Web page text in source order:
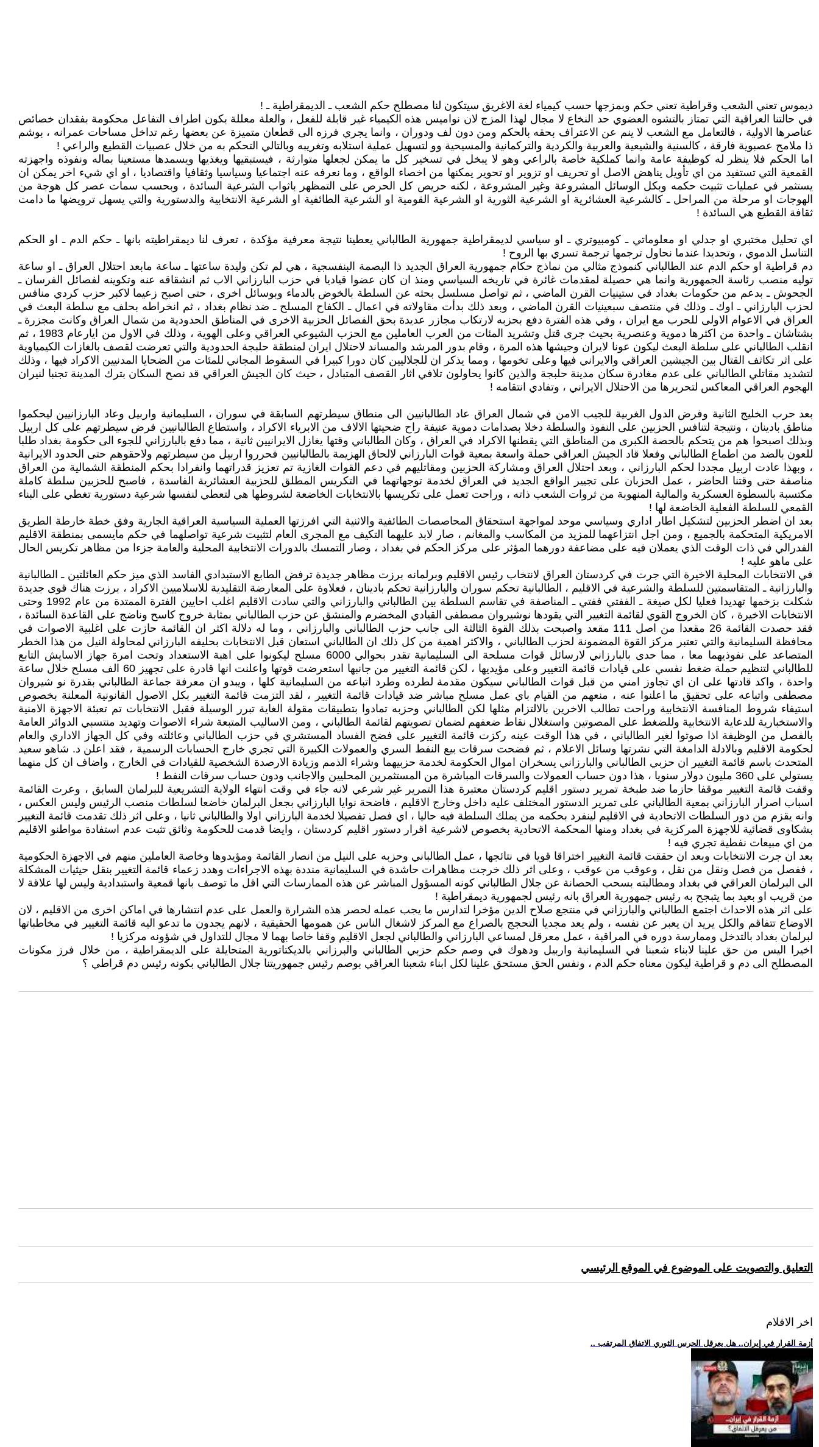
ديموس تعني الشعب وقراطية تعني حكم وبمزجها حسب كيمياء لغة الاغريق سيتكون لنا مصطلح حكم الشعب ـ الديمقراطية ـ !
في حالتنا العراقية التي تمتاز بالتشوه العضوي حد النخاع لا مجال لهذا المزج لان نواميس هذه الكيمياء غير قابلة للفعل ، والعلة معللة بكون اطراف التفاعل محكومة بفقدان خصائص
عناصرها الاولية ، فالتعامل مع الشعب لا ينم عن الاعتراف بحقه بالحكم ومن دون لف ودوران ، وانما يجري فرزه الى قطعان متميزة عن بعضها رغم تداخل مساحات عمرانه ، بوشم
ذا ملامح عصبوية فارقة ، كالسنية والشيعية والعربية والكردية والتركمانية والمسيحية وو لتسهيل عملية استلابه وتغريبه وبالتالي التحكم به من خلال عصبيات القطيع والراعي !
اما الحكم فلا ينظر له كوظيفة عامة وانما كملكية خاصة بالراعي وهو لا يبخل في تسخير كل ما يمكن لجعلها متوارثة ، فيستبقيها ويغذيها ويسمدها مستعينا بماله ونفوذه واجهزته
القمعية التي تستفيد من اي تأويل يناهض الاصل او تحريف او تزوير او تحوير يمكنها من اخصاء الواقع ، وما نعرفه عنه اجتماعيا وسياسيا وثقافيا واقتصاديا ، او اي شيء اخر يمكن ان
يستثمر في عمليات تثبيت حكمه وبكل الوسائل المشروعة وغير المشروعة ، لكنه حريص كل الحرص على التمظهر باثواب الشرعية السائدة ، وبحسب سمات عصر كل هوجة من
الهوجات او مرحلة من المراحل ـ كالشرعية العشائرية او الشرعية الثورية او الشرعية القومية او الشرعية الطائفية او الشرعية الانتخابية والدستورية والتي يسهل ترويضها ما دامت
ثقافة القطيع هي السائدة !
اي تحليل مختبري او جدلي او معلوماتي ـ كومبيوتري ـ او سياسي لديمقراطية جمهورية الطالباني يعطينا نتيجة معرفية مؤكدة ، تعرف لنا ديمقراطيته بانها ـ حكم الدم ـ او الحكم
التناسل الدموي ، وتحديدا عندما نحاول ترجمها ترجمة تسري بها الروح !
دم قراطية او حكم الدم عند الطالباني كنموذج مثالي من نماذج حكام جمهورية العراق الجديد ذا البصمة البنفسجية ، هي لم تكن وليدة ساعتها ـ ساعة مابعد احتلال العراق ـ او ساعة
توليه منصب رئاسة الجمهورية وانما هي حصيلة لمقدمات غائرة في تاريخه السياسي ومنذ ان كان عضوا قياديا في حزب البارزاني الاب ثم انشقاقه عنه وتكوينه لفصائل الفرسان ـ
الجحوش ـ بدعم من حكومات بغداد في ستينيات القرن الماضي ، ثم تواصل مسلسل بحثه عن السلطة بالخوض بالدماء وبوسائل اخرى ، حتى اصبح زعيما لاكبر حزب كردي منافس
لحزب البارزاني ـ اوك ـ وذلك في منتصف سبعينيات القرن الماضي ، وبعد ذلك بدأت مقاولاته في اعمال ـ الكفاح المسلح ـ ضد نظام بغداد ، ثم انخراطه بحلف مع سلطة البعث في
العراق في الاعوام الاولى للحرب مع ايران ، وفي هذه الفترة دفع بحزبه لارتكاب مجازر عديدة بحق الفصائل الحزبية الاخرى في المناطق الحدودية من شمال العراق وكانت مجزرة ـ
بشتاشان ـ واحدة من اكثرها دموية وعنصرية بحيث جرى قتل وتشريد المئات من العرب العاملين مع الحزب الشيوعي العراقي وعلى الهوية ، وذلك في الاول من ايارعام 1983 ، ثم
انقلب الطالباني على سلطة البعث ليكون عونا لايران وجيشها هذه المرة ، وقام بدور المرشد والمساند لاحتلال ايران لمنطقة حلبجة الحدودية والتي تعرضت لقصف بالغازات الكيمياوية
على اثر تكاثف القتال بين الجيشين العراقي والايراني فيها وعلى تخومها ، ومما يذكر ان للجلاليين كان دورا كبيرا في السقوط المجاني للمئات من الضحايا المدنيين الاكراد فيها ، وذلك
لتشديد مقاتلي الطالباني على عدم مغادرة سكان مدينة حلبجة والذين كانوا يحاولون تلافي اثار القصف المتبادل ، حيث كان الجيش العراقي قد نصح السكان بترك المدينة تجنبا لنيران
الهجوم العراقي المعاكس لتحريرها من الاحتلال الايراني ، وتفادي انتقامه !
بعد حرب الخليج الثانية وفرض الدول الغربية للجيب الامن في شمال العراق عاد الطالبانيين الى منطاق سيطرتهم السابقة في سوران ، السليمانية واربيل وعاد البارزانيين ليحكموا
مناطق بادينان ، ونتيجة لتنافس الحزبين على النفوذ والسلطة دخلا بصدامات دموية عنيفة راح ضحيتها الالاف من الابرياء الاكراد ، واستطاع الطالبانيين فرض سيطرتهم على كل اربيل
وبذلك اصبحوا هم من يتحكم بالحصة الكبرى من المناطق التي يقطنها الاكراد في العراق ، وكان الطالباني وقتها يغازل الايرانيين ثانية ، مما دفع بالبارزاني للجوء الى حكومة بغداد طلبا
للعون بالضد من اطماع الطالباني وفعلا قاد الجيش العراقي حملة واسعة بمعية قوات البارزاني لالحاق الهزيمة بالطالبانيين فحرروا اربيل من سيطرتهم ولاحقوهم حتى الحدود الايرانية
، وبهذا عادت اربيل مجددا لحكم البارزاني ، وبعد احتلال العراق ومشاركة الحزبين ومقاتليهم في دعم القوات الغازية تم تعزيز قدراتهما وانفرادا بحكم المنطقة الشمالية من العراق
مناصفة حتى وقتنا الحاضر ، عمل الحزبان على تجيير الواقع الجديد في العراق لخدمة توجهاتهما في التكريس المطلق للحزبية العشائرية الفاسدة ، فاصبح للحزبين سلطة كاملة
مكتسبة بالسطوة العسكرية والمالية المنهوبة من ثروات الشعب ذاته ، وراحت تعمل على تكريسها بالانتخابات الخاضعة لشروطها هي لتعطي لنفسها شرعية دستورية تغطي على البناء
القمعي للسلطة الفعلية الخاضعة لها !
بعد ان اضطر الحزبين لتشكيل اطار اداري وسياسي موحد لمواجهة استحقاق المحاصصات الطائفية والاثنية التي افرزتها العملية السياسية العراقية الجارية وفق خطة خارطة الطريق
الامريكية المتحكمة بالجميع ، ومن اجل انتزاعهما للمزيد من المكاسب والمغانم ، صار لابد عليهما التكيف مع المجرى العام لتثبيت شرعية تواصلهما في حكم مايسمى بمنطقة الاقليم
الفدرالي في ذات الوقت الذي يعملان فيه على مضاعفة دورهما المؤثر على مركز الحكم في بغداد ، وصار التمسك بالدورات الانتخابية المحلية والعامة جزءا من مظاهر تكريس الحال
على ماهو عليه !
في الانتخابات المحلية الاخيرة التي جرت في كردستان العراق لانتخاب رئيس الاقليم وبرلمانه برزت مظاهر جديدة ترفض الطابع الاستبدادي الفاسد الذي ميز حكم العائلتين ـ الطالبانية
والبارزانية ـ المتقاسمتين للسلطة والشرعية في الاقليم ، الطالبانية تحكم سوران والبارزانية تحكم بادينان ، فعلاوة على المعارضة التقليدية للاسلاميين الاكراد ، برزت هناك قوى جديدة
شكلت بزخمها تهديدا فعليا لكل صيغة ـ الففتي ففتي ـ المناصفة في تقاسم السلطة بين الطالباني والبارزاني والتي سادت الاقليم اغلب احايين الفترة الممتدة من عام 1992 وحتى
الانتخابات الاخيرة ، كان الخروج القوي لقائمة التغيير التي يقودها نوشيروان مصطفى القيادي المخضرم والمنشق عن حزب الطالباني بمثابة خروج كاسح وناضج على القاعدة السائدة ،
فقد حصدت القائمة 26 مقعدا من اصل 111 مقعد واصبحت بذلك القوة الثالثة الى جانب حزب الطالباني والبارزاني ، وما له دلالة اكثر ان القائمة حازت على اغلبية الاصوات في
محافظة السليمانية والتي تعتبر مركز القوة المضمونة لحزب الطالباني ، والاكثر اهمية من كل ذلك ان الطالباني استعان قبل الانتخابات بحليفه البارزاني لمحاولة النيل من هذا الخطر
المتصاعد على نفوذيهما معا ، مما حدى بالبارزاني لارسائل قوات مسلحة الى السليمانية تقدر بحوالي 6000 مسلح ليكونوا على اهبة الاستعداد وتحت امرة جهاز الاسايش التابع
للطالباني لتنظيم حملة ضغط نفسي على قيادات قائمة التغيير وعلى مؤيديها ، لكن قائمة التغيير من جانبها استعرضت قوتها واعلنت انها قادرة على تجهيز 60 الف مسلح خلال ساعة
واحدة ، واكد قادتها على ان اي تجاوز امني من قبل قوات الطالباني سيكون مقدمة لطرده وطرد اتباعه من السليمانية كلها ، ويبدو ان معرفة جماعة الطالباني بقدرة نو شيروان
مصطفى واتباعه على تحقيق ما اعلنوا عنه ، منعهم من القيام باي عمل مسلح مباشر ضد قيادات قائمة التغيير ، لقد التزمت قائمة التغيير بكل الاصول القانونية المعلنة بخصوص
استيفاء شروط المنافسة الانتخابية وراحت تطالب الاخرين بالالتزام مثلها لكن الطالباني وحزبه تمادوا بتطبيقات مقولة الغاية تبرر الوسيلة فقبل الانتخابات تم تعبئة الاجهزة الامنية
والاستخبارية للدعاية الانتخابية وللضغط على المصوتين واستغلال نقاط ضعفهم لضمان تصويتهم لقائمة الطالباني ، ومن الاساليب المتبعة شراء الاصوات وتهديد منتسبي الدوائر العامة
بالفصل من الوظيفة اذا صوتوا لغير الطالباني ، في هذا الوقت عينه ركزت قائمة التغيير على فضح الفساد المستشري في حزب الطالباني وعائلته وفي كل الجهاز الاداري والعام
لحكومة الاقليم وبالادلة الدامغة التي نشرتها وسائل الاعلام ، ثم فضحت سرقات بيع النفط السري والعمولات الكبيرة التي تجري خارج الحسابات الرسمية ، فقد اعلن د. شاهو سعيد
المتحدث باسم قائمة التغيير ان حزبي الطالباني والبارزاني يسخران اموال الحكومة لخدمة حزبيهما وشراء الذمم وزيادة الارصدة الشخصية للقيادات في الخارج ، واضاف ان كل منهما
يستولي على 360 مليون دولار سنويا ، هذا دون حساب العمولات والسرقات المباشرة من المستثمرين المحليين والاجانب ودون حساب سرقات النفط !
وقفت قائمة التغيير موقفا حازما ضد طبخة تمرير دستور اقليم كردستان معتبرة هذا التمرير غير شرعي لانه جاء في وقت انتهاء الولاية التشريعية للبرلمان السابق ، وعرت القائمة
اسباب اصرار البارزاني بمعية الطالباني على تمرير الدستور المختلف عليه داخل وخارج الاقليم ، فاضحة نوايا البارزاني بجعل البرلمان خاضعا لسلطات منصب الرئيس وليس العكس ،
وانه يقزم من دور السلطات الاتحادية في الاقليم لينفرد بحكمه من يملك السلطة فيه حاليا ، اي فصل تفصيلا لخدمة البارزاني اولا والطالباني ثانيا ، وعلى اثر ذلك تقدمت قائمة التغيير
بشكاوى قضائية للاجهزة المركزية في بغداد ومنها المحكمة الاتحادية بخصوص لاشرعية اقرار دستور اقليم كردستان ، وايضا قدمت للحكومة وثائق تثبت عدم استفادة مواطنو الاقليم
من اي مبيعات نفطية تجري فيه !
بعد ان جرت الانتخابات وبعد ان حققت قائمة التغيير اختراقا قويا في نتائجها ، عمل الطالباني وحزبه على النيل من انصار القائمة ومؤيدوها وخاصة العاملين منهم في الاجهزة الحكومية
، ففصل من فصل ونقل من نقل ، وعوقب من عوقب ، وعلى اثر ذلك خرجت مظاهرات حاشدة في السليمانية منددة بهذه الاجراءات وهدد زعماء قائمة التغيير بنقل حيثيات المشكلة
الى البرلمان العراقي في بغداد ومطالبته بسحب الحصانة عن جلال الطالباني كونه المسؤول المباشر عن هذه الممارسات التي اقل ما توصف بانها قمعية واستبدادية وليس لها علاقة لا
من قريب او بعيد بما يتبجح به رئيس جمهورية العراق بانه رئيس لجمهورية ديمقراطية !
على اثر هذه الاحداث اجتمع الطالباني والبارزاني في منتجع صلاح الدين مؤخرا لتدارس ما يجب عمله لحصر هذه الشرارة والعمل على عدم انتشارها في اماكن اخرى من الاقليم ، لان
الاوضاع تتفاقم والكل يريد ان يعبر عن نفسه ، ولم يعد مجديا التحجج بالصراع مع المركز لاشغال الناس عن همومها الحقيقية ، لانهم يجدون ما تدعو اليه قائمة التغيير في مخاطباتها
لبرلمان بغداد بالتدخل وممارسة دوره في المراقبة ، عمل معرقل لمساعي البارزاني والطالباني لجعل الاقليم وقفا خاصا بهما لا مجال للتداول في شؤونه مركزيا !
اخيرا اليس من حق علينا لابناء شعبنا في السليمانية واربيل ودهوك في وصم حكم حزبي الطالباني والبرزاني بالديكتاتورية المتحايلة على الديمقراطية ، من خلال فرز مكونات
المصطلح الى دم و قراطية ليكون معناه حكم الدم ، ونفس الحق مستحق علينا لكل ابناء شعبنا العراقي بوصم رئيس جمهوريتنا جلال الطالباني بكونه رئيس دم قراطي ؟
التعليق والتصويت على الموضوع في الموقع الرئيسي
اخر الافلام
.. أزمة القرار في إيران.. هل يعرقل الحرس الثوري الاتفاق المرتقب